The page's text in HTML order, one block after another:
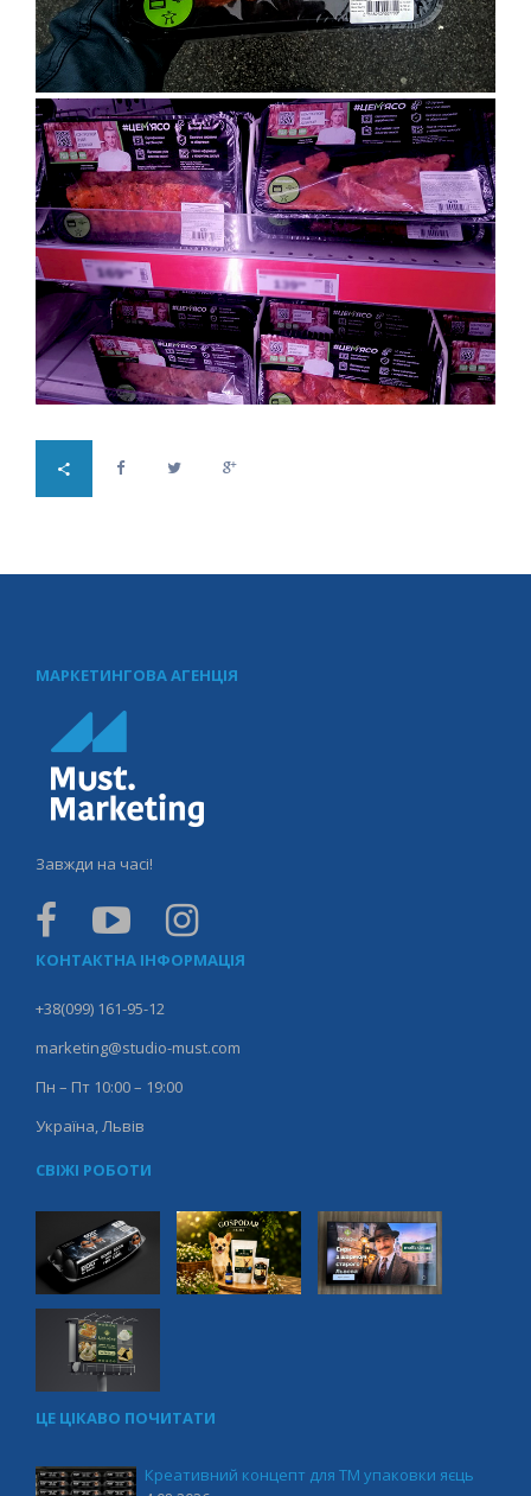
МАРКЕТИНГОВА АГЕНЦІЯ
Завжди на часі!
КОНТАКТНА ІНФОРМАЦІЯ
+38(099) 161-95-12
marketing@studio-must.com
Пн – Пт 10:00 – 19:00
Україна, Львів
СВІЖІ РОБОТИ
ЦЕ ЦІКАВО ПОЧИТАТИ
Креативний концепт для ТМ упаковки яєць